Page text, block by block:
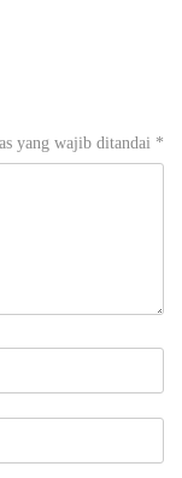
yang wajib ditandai *